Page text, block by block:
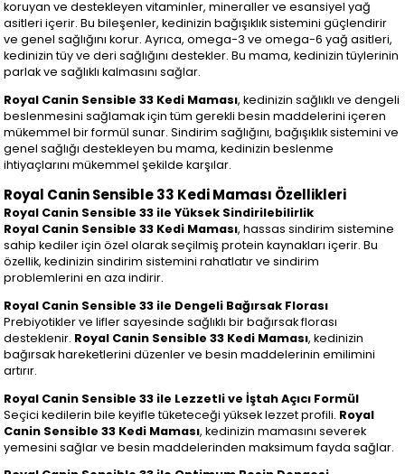
koruyan ve destekleyen vitaminler, mineraller ve esansiyel yağ
asitleri içerir. Bu bileşenler, kedinizin bağışıklık sistemini güçlendirir
ve genel sağlığını korur. Ayrıca, omega-3 ve omega-6 yağ asitleri,
kedinizin tüy ve deri sağlığını destekler. Bu mama, kedinizin tüylerinin
parlak ve sağlıklı kalmasını sağlar.
Royal Canin Sensible 33 Kedi Maması, kedinizin sağlıklı ve dengeli
beslenmesini sağlamak için tüm gerekli besin maddelerini içeren
mükemmel bir formül sunar. Sindirim sağlığını, bağışıklık sistemini ve
genel sağlığı destekleyen bu mama, kedinizin beslenme
ihtiyaçlarını mükemmel şekilde karşılar.
Royal Canin Sensible 33 Kedi Maması Özellikleri
Royal Canin Sensible 33 ile Yüksek Sindirilebilirlik
Royal Canin Sensible 33 Kedi Maması, hassas sindirim sistemine
sahip kediler için özel olarak seçilmiş protein kaynakları içerir. Bu
özellik, kedinizin sindirim sistemini rahatlatır ve sindirim
problemlerini en aza indirir.
Royal Canin Sensible 33 ile Dengeli Bağırsak Florası
Prebiyotikler ve lifler sayesinde sağlıklı bir bağırsak florası
desteklenir. Royal Canin Sensible 33 Kedi Maması, kedinizin
bağırsak hareketlerini düzenler ve besin maddelerinin emilimini
artırır.
Royal Canin Sensible 33 ile Lezzetli ve İştah Açıcı Formül
Seçici kedilerin bile keyifle tüketeceği yüksek lezzet profili. Royal
Canin Sensible 33 Kedi Maması, kedinizin mamasını severek
yemesini sağlar ve besin maddelerinden maksimum fayda sağlar.